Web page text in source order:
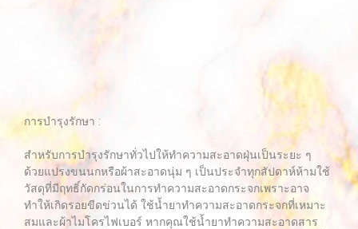
การบำรุงรักษา :
สำหรับการบำรุงรักษาทั่วไปให้ทำความสะอาดฝุ่นเป็นระยะ ๆ
ด้วยแปรงขนนกหรือผ้าสะอาดนุ่ม ๆ เป็นประจำทุกสัปดาห์ห้ามใช้
วัสดุที่มีฤทธิ์กัดกร่อนในการทำความสะอาดกระจกเพราะอาจ
ทำให้เกิดรอยขีดข่วนได้ ใช้น้ำยาทำความสะอาดกระจกที่เหมาะ
สมและผ้าไมโครไฟเบอร์ หากคุณใช้น้ำยาทำความสะอาดสาร